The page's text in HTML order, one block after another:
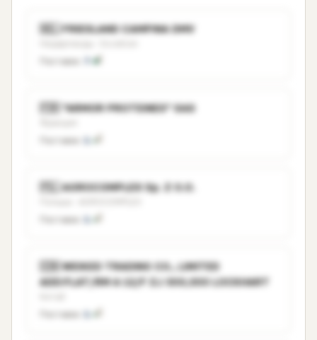
🇳🇱 FRIESLAND CAMPINA DMV
🇫🇷 "ARMOR PROTEINES" SAS
🇵🇱 AGROCOMPLEX Sp. Z O.O.
🇨🇳 WEIKED TRADING CO., LIMITED
ADD:FLAT/RM A 12/F ZJ 300,300 LOCKHART